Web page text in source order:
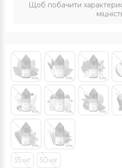
Щоб побачити
35 мг 50 мг